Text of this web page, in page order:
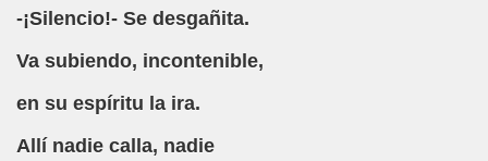
-¡Silencio!- Se desgañita.
Va subiendo, incontenible,
en su espíritu la ira.
Allí nadie calla, nadie
del Castellano)
del Carmen Ugarte)
vista (Autor Desconocido)
(Autor Desconocido)